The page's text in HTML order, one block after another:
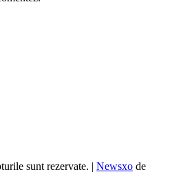
sunt rezervate. | Newsxo de